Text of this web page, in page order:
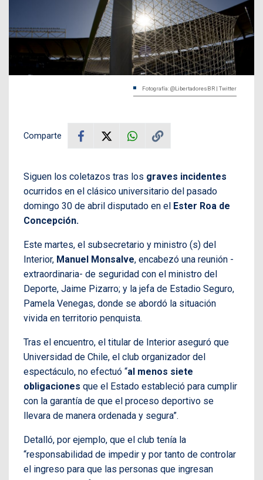
Fotografía: @LibertadoresBR | Twitter
Comparte
Siguen los coletazos tras los graves incidentes
ocurridos en el clásico universitario del pasado
domingo 30 de abril disputado en el Ester Roa de
Concepción.
Este martes, el subsecretario y ministro (s) del
Interior, Manuel Monsalve, encabezó una reunión -
extraordinaria- de seguridad con el ministro del
Deporte, Jaime Pizarro; y la jefa de Estadio Seguro,
Pamela Venegas, donde se abordó la situación
vivida en territorio penquista.
Tras el encuentro, el titular de Interior aseguró que
Universidad de Chile, el club organizador del
espectáculo, no efectuó “al menos siete
obligaciones que el Estado estableció para cumplir
con la garantía de que el proceso deportivo se
llevara de manera ordenada y segura”.
Detalló, por ejemplo, que el club tenía la
“responsabilidad de impedir y por tanto de controlar
el ingreso para que las personas que ingresan